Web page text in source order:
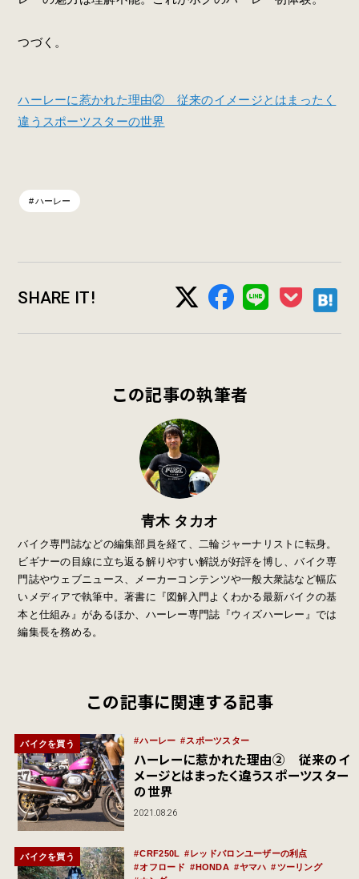
つづく。
ハーレーに惹かれた理由② 従来のイメージとはまったく
違うスポーツスターの世界
ハーレー
SHARE IT!
この記事の執筆者
青木 タカオ
バイク専門誌などの編集部員を経て、二輪ジャーナリストに転身。
ビギナーの目線に立ち返る解りやすい解説が好評を博し、バイク専
門誌やウェブニュース、メーカーコンテンツや一般大衆誌など幅広
いメディアで執筆中。著書に『図解入門よくわかる最新バイクの基
本と仕組み』があるほか、ハーレー専門誌『ウィズハーレー』では
編集長を務める。
この記事に関連する記事
バイクを買う ハーレー スポーツスター
ハーレーに惹かれた理由② 従来のイ
メージとはまったく違うスポーツスター
の世界
2021.08.26
バイクを買う CRF250L
レッドバロンユーザーの利点
オフロード
HONDA ヤマハ
ツーリング